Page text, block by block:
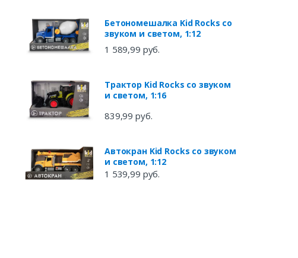
Бетономешалка Kid Rocks со
звуком и светом, 1:12
1 589,99 руб.
Трактор Kid Rocks со звуком
и светом, 1:16
839,99 руб.
Автокран Kid Rocks со звуком
и светом, 1:12
1 539,99 руб.